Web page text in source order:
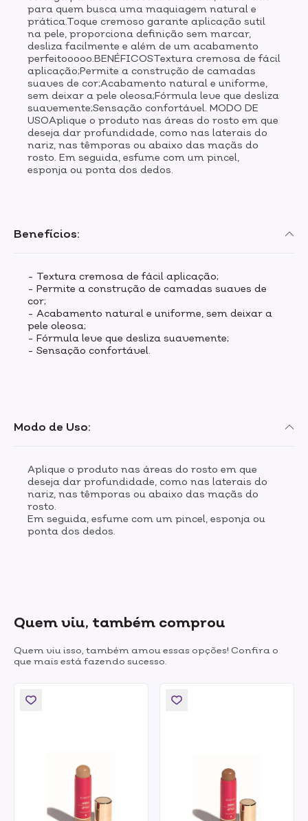
Benefícios:
- Textura cremosa de fácil aplicação;
- Permite a construção de camadas suaves de
cor;
- Acabamento natural e uniforme, sem deixar a
pele oleosa;
- Fórmula leve que desliza suavemente;
- Sensação confortável.
Modo de Uso:
Aplique o produto nas áreas do rosto em que
deseja dar profundidade, como nas laterais do
nariz, nas têmporas ou abaixo das maçãs do
rosto.
Em seguida, esfume com um pincel, esponja ou
ponta dos dedos.
para quem busca uma maquiagem natural e
prática.Toque cremoso garante aplicação sutil
na pele, proporciona definição sem marcar,
desliza facilmente e além de um acabamento
perfeitooooo.BENÉFICOSTextura cremosa de fácil
aplicação;Permite a construção de camadas
suaves de cor;Acabamento natural e uniforme,
sem deixar a pele oleosa;Fórmula leve que desliza
suavemente;Sensação confortável. MODO DE
USOAplique o produto nas áreas do rosto em que
deseja dar profundidade, como nas laterais do
nariz, nas têmporas ou abaixo das maçãs do
rosto. Em seguida, esfume com um pincel,
esponja ou ponta dos dedos.
Quem viu, também comprou
Quem viu isso, também amou essas opções! Confira o
que mais está fazendo sucesso.